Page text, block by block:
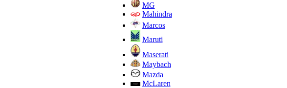
MG
Mahindra
Marcos
Maruti
Maserati
Maybach
Mazda
McLaren